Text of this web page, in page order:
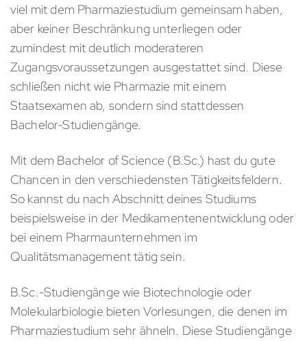
viel mit dem Pharmaziestudium gemeinsam haben,
aber keiner Beschränkung unterliegen oder
zumindest mit deutlich moderateren
Zugangsvoraussetzungen ausgestattet sind. Diese
schließen nicht wie Pharmazie mit einem
Staatsexamen ab, sondern sind stattdessen
Bachelor-Studiengänge.
Mit dem Bachelor of Science (B.Sc.) hast du gute
Chancen in den verschiedensten Tätigkeitsfeldern.
So kannst du nach Abschnitt deines Studiums
beispielsweise in der Medikamentenentwicklung oder
bei einem Pharmaunternehmen im
Qualitätsmanagement tätig sein.
B.Sc.-Studiengänge wie Biotechnologie oder
Molekularbiologie bieten Vorlesungen, die denen im
Pharmaziestudium sehr ähneln. Diese Studiengänge